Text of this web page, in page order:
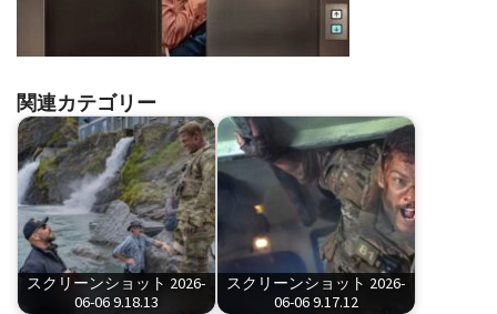
関連カテゴリー
スクリーンショット 2026-
06-06 9.18.13
スクリーンショット 2026-
06-06 9.17.12